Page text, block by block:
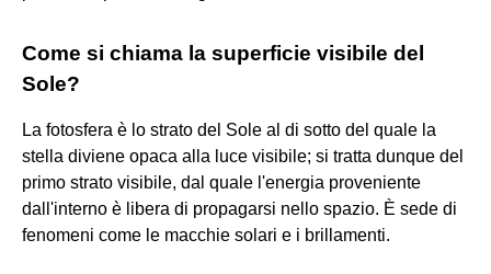
Come si chiama la superficie visibile del
Sole?
La fotosfera è lo strato del Sole al di sotto del quale la
stella diviene opaca alla luce visibile; si tratta dunque del
primo strato visibile, dal quale l'energia proveniente
dall'interno è libera di propagarsi nello spazio. È sede di
fenomeni come le macchie solari e i brillamenti.